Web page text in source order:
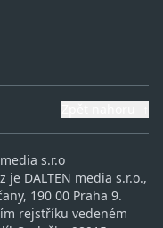
s.r.o
je DALTEN media s.r.o.,
190 00 Praha 9.
rejstříku vedeném